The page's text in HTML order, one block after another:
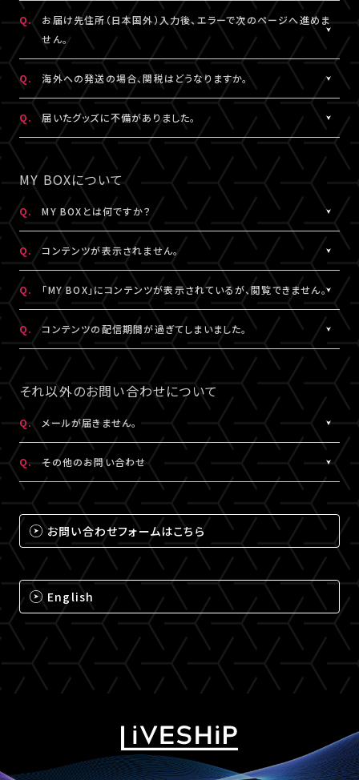
メールが配信されます。
通信の関係上、メールが届かない可能性もございますので、必ず、
「マイページ」内「チケット購入情報」よりご確認ください。
※発送先が日本国外の場合、購入後の住所変更はできません。予
めご了承ください。
A.
公演・券種により異なります。チケット販売ページにてご確認くださ
い。
日本国外の郵便番号をご入力する際に、正しく入力しているにも関
わらずシステムの仕様上エラーとなる場合がございます。
その場合は、末尾1桁か2桁を削除、もしくは未記入にてお手続きを
お試しください。
なお、日本国外への配送はDHLを利用しております。
DHLが配送対象としていない国・地域への配送はできかねます。
予め、ご了承ください。
Q.
お届け先住所（日本国外）入力後、エラーで次のページへ進めま
せん。
A.
日本国外の郵便番号を入力する際、システムの仕様上、正しく郵便
番号を入力しているにも関わらずエラーとなる場合がございます。
その場合は、末尾1桁か2桁を削除、もしくは未記入にてお手続きを
お試しください。
Q. 海外への発送の場合、関税はどうなりますか。
A.
関税はお客様ご自身でお支払いください。関税の計算は各国税関
の判断によります。
また、現地税関での商品配達停止に関しては、当サービスは一切
の責任を負いかねます。
DHLにおきましては現地カスタマーサービスにお問い合わせくだ
さい。
http://www.dhl.com/en/contact_center.html
Q. 届いたグッズに不備がありました。
A.
お手数ですが、詳細を記載のうえ、商品到着後14日以内に下記よ
りお問い合わせください。
グッズ配送・お届け済み商品に関して
【A!SMART お問い合わせ窓口】
https://www.asmart.jp/support
MY BOXについて
Q. MY BOXとは何ですか？
A.
ご購入の視聴チケットやグッズの条件に応じて、動画や画像などの
コンテンツが配信される機能です。
コンテンツの配信がある場合、視聴チケットやグッズを購入したA!-
ID（メールアドレス）とパスワードでログインのうえ、「マイページ」
内「MY BOX」から確認することができます。
コンテンツの配信有無や、配信期間については、各公演のチケット
販売ページやグッズ商品詳細ページ、MY BOXなどでご確認くださ
Q. コンテンツが表示されません。
A.
コンテンツが表示されない場合は、コンテンツ配信期間外である
か、配信対象外の視聴チケットやグッズを購入されている可能性が
あります。
コンテンツ配信期間は、各公演のチケット販売ページやグッズ商品
詳細ページ、MY BOXなどでご確認ください。
※チケットの購入情報は、「マイページ」内「チケット購入情報」にて
ご確認ください。
Q. 「MY BOX」にコンテンツが表示されているが、閲覧できません。
A.
コンテンツが「MY BOX」に表示されているにも関わらず閲覧でき
ない場合、コンテンツ配信期間を経過したか、ご利用端末が推奨環
境ではない可能性があります。
推奨環境は
こちら
よりご確認ください。
スマートフォン、タブレットをご利用の場合、LINEやメール等のアプ
リ内ブラウジングではなく、推奨環境にある指定のブラウザ
（iPhone・iPadの場合は「Safari」、Androidの場合は
「Chrome」）にて閲覧ください。
なお、MY BOXで配信されるコンテンツは、視聴プレイヤーに
ChromecastとAirPlayのアイコンは表示されません。予めご了承
ください。
Q. コンテンツの配信期間が過ぎてしまいました。
A.
配信期間終了後のコンテンツは、再配信いたしません。予めご了承
ください。
それ以外のお問い合わせについて
Q. メールが届きません。
メールが届かない場合は、下記ドメインの受信設定をお願いいた
します。
※メールの再配信はできません。迷惑メールフォルダをご確認くだ
@liveship.tokyo
@id.amob.jp
Q. その他のお問い合わせ
A.
それ以外のお問い合わせについては、下記のいずれかの方法でお
問い合わせください。
【LIVESHIPお問い合わせ窓口】
https://liveship.tokyo/mob/form/inquAdd.php?site=LS
グッズ配送・お届け済み商品に関して
【A!SMART お問い合わせ窓口】
https://www.asmart.jp/support
お問い合わせフォームはこちら
English